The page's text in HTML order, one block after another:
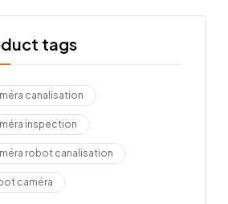
tags
canalisation
inspection
robot canalisation
caméra